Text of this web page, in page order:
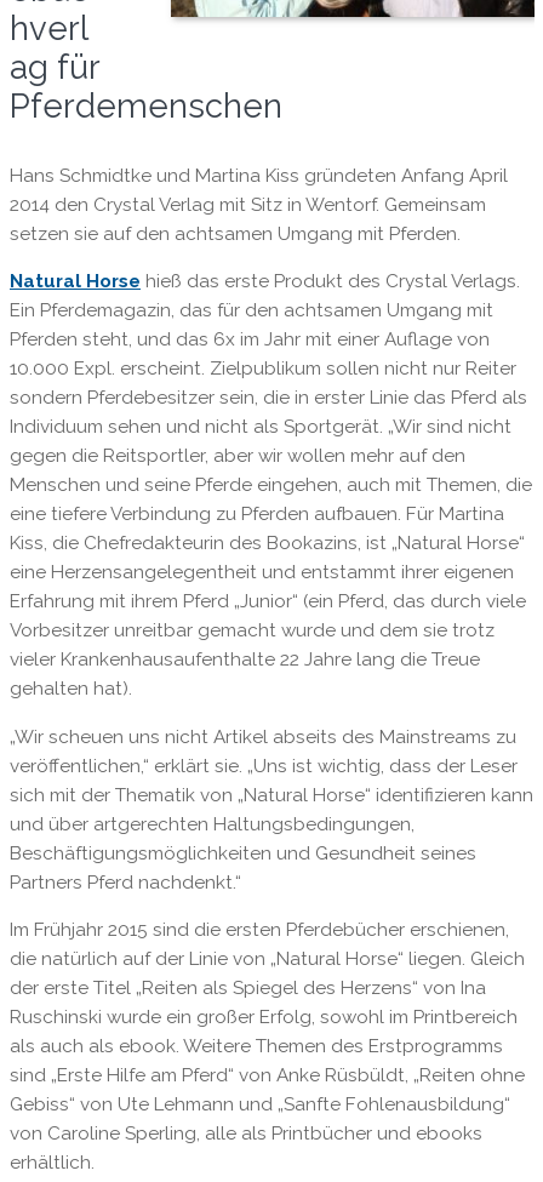
hverl
ag für
Pferdemenschen
Hans Schmidtke und Martina Kiss gründeten Anfang April
2014 den Crystal Verlag mit Sitz in Wentorf. Gemeinsam
setzen sie auf den achtsamen Umgang mit Pferden.
Natural Horse hieß das erste Produkt des Crystal Verlags.
Ein Pferdemagazin, das für den achtsamen Umgang mit
Pferden steht, und das 6x im Jahr mit einer Auflage von
10.000 Expl. erscheint. Zielpublikum sollen nicht nur Reiter
sondern Pferdebesitzer sein, die in erster Linie das Pferd als
Individuum sehen und nicht als Sportgerät. „Wir sind nicht
gegen die Reitsportler, aber wir wollen mehr auf den
Menschen und seine Pferde eingehen, auch mit Themen, die
eine tiefere Verbindung zu Pferden aufbauen. Für Martina
Kiss, die Chefredakteurin des Bookazins, ist „Natural Horse“
eine Herzensangelegentheit und entstammt ihrer eigenen
Erfahrung mit ihrem Pferd „Junior“ (ein Pferd, das durch viele
Vorbesitzer unreitbar gemacht wurde und dem sie trotz
vieler Krankenhausaufenthalte 22 Jahre lang die Treue
gehalten hat).
„Wir scheuen uns nicht Artikel abseits des Mainstreams zu
veröffentlichen,“ erklärt sie. „Uns ist wichtig, dass der Leser
sich mit der Thematik von „Natural Horse“ identifizieren kann
und über artgerechten Haltungsbedingungen,
Beschäftigungsmöglichkeiten und Gesundheit seines
Partners Pferd nachdenkt.“
Im Frühjahr 2015 sind die ersten Pferdebücher erschienen,
die natürlich auf der Linie von „Natural Horse“ liegen. Gleich
der erste Titel „Reiten als Spiegel des Herzens“ von Ina
Ruschinski wurde ein großer Erfolg, sowohl im Printbereich
als auch als ebook. Weitere Themen des Erstprogramms
sind „Erste Hilfe am Pferd“ von Anke Rüsbüldt, „Reiten ohne
Gebiss“ von Ute Lehmann und „Sanfte Fohlenausbildung“
von Caroline Sperling, alle als Printbücher und ebooks
erhältlich.